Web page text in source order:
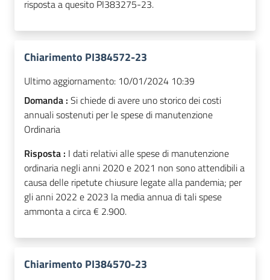
risposta a quesito PI383275-23.
Chiarimento PI384572-23
Ultimo aggiornamento: 10/01/2024 10:39
Domanda : Si chiede di avere uno storico dei costi
annuali sostenuti per le spese di manutenzione
Ordinaria
Risposta : I dati relativi alle spese di manutenzione
ordinaria negli anni 2020 e 2021 non sono attendibili a
causa delle ripetute chiusure legate alla pandemia; per
gli anni 2022 e 2023 la media annua di tali spese
ammonta a circa € 2.900.
Chiarimento PI384570-23